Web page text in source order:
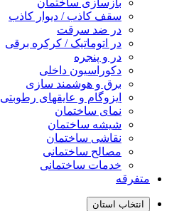
بازسازی ساختمان
سقف کاذب / دیوار کاذب
در ضد سرقت
در اتوماتیک / کرکره برقی
در و پنجره
دکوراسیون داخلی
برق و هوشمند سازی
ایزوگام و عایقهای رطوبتی
نمای ساختمان
شیشه ساختمان
نقاشی ساختمان
مصالح ساختمانی
خدمات ساختمانی
متفرقه
انتخاب استان